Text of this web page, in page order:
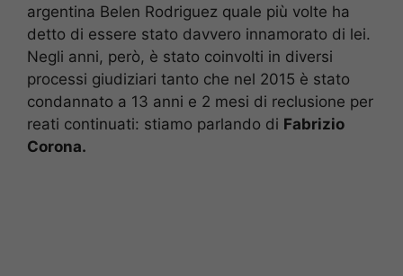
argentina Belen Rodriguez quale più volte ha
detto di essere stato davvero innamorato di lei.
Negli anni, però, è stato coinvolti in diversi
processi giudiziari tanto che nel 2015 è stato
condannato a 13 anni e 2 mesi di reclusione per
reati continuati: stiamo parlando di Fabrizio
Corona.